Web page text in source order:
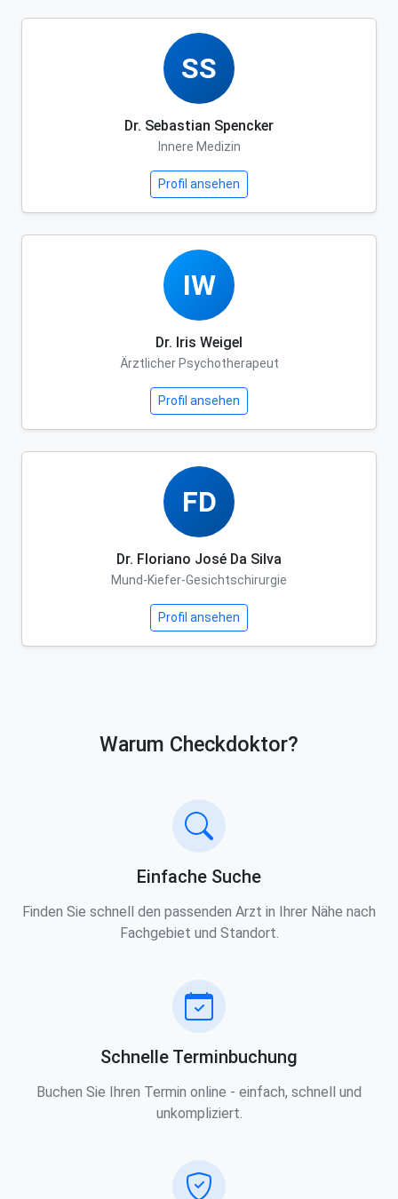
SS
Dr. Sebastian Spencker
Innere Medizin
Profil ansehen
IW
Dr. Iris Weigel
Ärztlicher Psychotherapeut
Profil ansehen
FD
Dr. Floriano José Da Silva
Mund-Kiefer-Gesichtschirurgie
Profil ansehen
Warum Checkdoktor?
Einfache Suche
Finden Sie schnell den passenden Arzt in Ihrer Nähe nach
Fachgebiet und Standort.
Schnelle Terminbuchung
Buchen Sie Ihren Termin online - einfach, schnell und
unkompliziert.